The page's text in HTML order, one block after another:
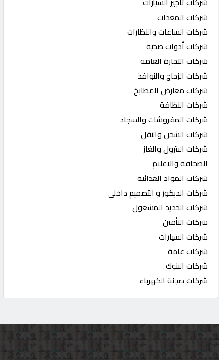
شركات المعدات
شركات الساعات والنظارات
شركات أدوات صحية
شركات التجارة العامه
شركات الزجاج والنوافذ
شركات معارض المطابخ
شركات النظافة
شركات المفروشات والسجاد
شركات الشحن والنقل
شركات البترول والغاز
الصحافة والاعلام
شركات المواد الغذائية
شركات الديكور و التصميم داخلي
شركات الحديد المشغول
شركات التأمين
شركات السيارات
شركات عامة
شركات البنوك
شركات صيانة الكهرباء